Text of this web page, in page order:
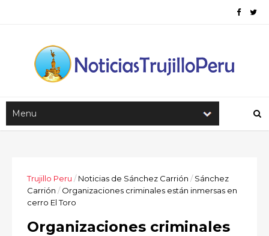
Trujillo Peru / Noticias de Sánchez Carrión / Sánchez
Carrión / Organizaciones criminales están inmersas en
cerro El Toro
Organizaciones criminales